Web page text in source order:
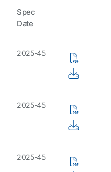
Spec
Date
2025-45
2025-45
2025-45